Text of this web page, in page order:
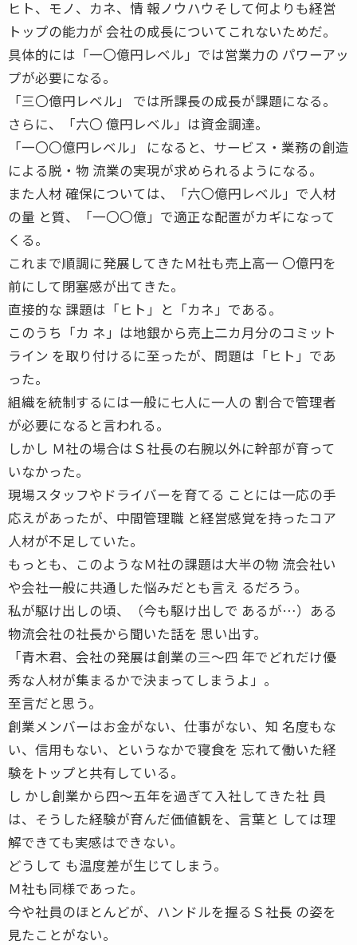
ヒト、モノ、カネ、情 報ノウハウそして何よりも経営
トップの能力が 会社の成長についてこれないためだ。
具体的には「一〇億円レベル」では営業力の パワーアッ
プが必要になる。
「三〇億円レベル」 では所課長の成長が課題になる。
さらに、「六〇 億円レベル」は資金調達。
「一〇〇億円レベル」 になると、サービス・業務の創造
による脱・物 流業の実現が求められるようになる。
また人材 確保については、「六〇億円レベル」で人材
の量 と質、「一〇〇億」で適正な配置がカギになって
くる。
これまで順調に発展してきたＭ社も売上高一 〇億円を
前にして閉塞感が出てきた。
直接的な 課題は「ヒト」と「カネ」である。
このうち「カ ネ」は地銀から売上二カ月分のコミット
ライン を取り付けるに至ったが、問題は「ヒト」であ
った。
組織を統制するには一般に七人に一人の 割合で管理者
が必要になると言われる。
しかし Ｍ社の場合はＳ社長の右腕以外に幹部が育って
いなかった。
現場スタッフやドライバーを育てる ことには一応の手
応えがあったが、中間管理職 と経営感覚を持ったコア
人材が不足していた。
もっとも、このようなＭ社の課題は大半の物 流会社い
や会社一般に共通した悩みだとも言え るだろう。
私が駆け出しの頃、（今も駆け出しで あるが…）ある
物流会社の社長から聞いた話を 思い出す。
「青木君、会社の発展は創業の三〜四 年でどれだけ優
秀な人材が集まるかで決まってしまうよ」。
至言だと思う。
創業メンバーはお金がない、仕事がない、知 名度もな
い、信用もない、というなかで寝食を 忘れて働いた経
験をトップと共有している。
し かし創業から四〜五年を過ぎて入社してきた社 員
は、そうした経験が育んだ価値観を、言葉と しては理
解できても実感はできない。
どうして も温度差が生じてしまう。
Ｍ社も同様であった。
今や社員のほとんどが、ハンドルを握るＳ社長 の姿を
見たことがない。